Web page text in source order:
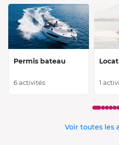
Permis bateau
6 activités 1
Voir toutes les